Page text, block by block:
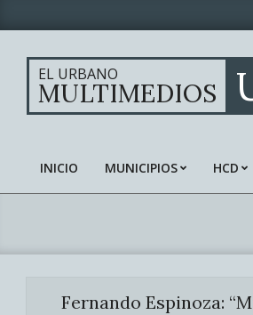
to
content
EL URBANO
MULTIMEDIOS
Primary
Navigation
INICIO MUNICIPIOS HCD
Fernando Espinoza: